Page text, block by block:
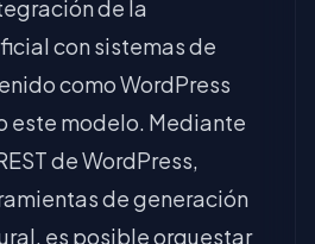
de la
con sistemas de
como WordPress
este modelo. Mediante
de WordPress,
de generación
es posible orquestar